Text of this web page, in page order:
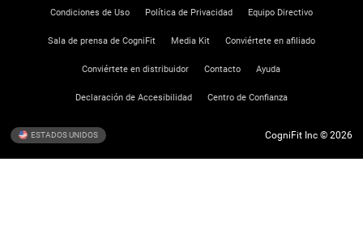
Condiciones de Uso Política de Privacidad Equipo Directivo
Sala de prensa de CogniFit Media Kit Conviértete en afiliado
Conviértete en distribuidor Contacto Ayuda
Declaración de Accesibilidad Centro de Confianza
ESTADOS UNIDOS CogniFit Inc © 2026